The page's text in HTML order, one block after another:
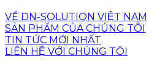
VỀ DN-SOLUTION VIỆT NAM
SẢN PHẨM CỦA CHÚNG TÔI
TIN TỨC MỚI NHẤT
LIÊN HỆ VỚI CHÚNG TÔI